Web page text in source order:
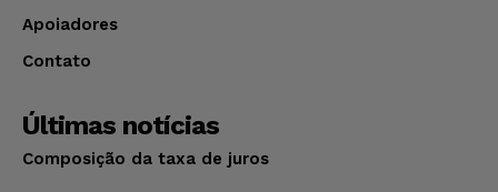
Apoiadores
Contato
Últimas notícias
Composição da taxa de juros